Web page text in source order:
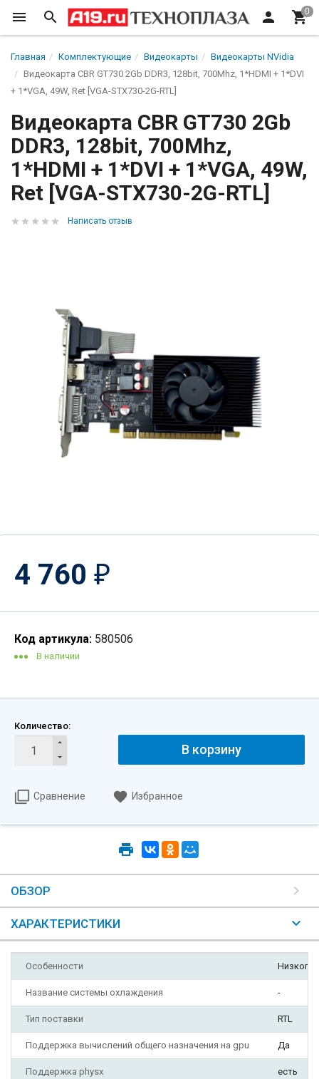
Главная Комплектующие Видеокарты
Видеокарты NVidia
Видеокарта CBR GT730 2Gb DDR3, 128bit, 700Mhz, 1*HDMI + 1*DVI
+ 1*VGA, 49W, Ret [VGA-STX730-2G-RTL]
Видеокарта CBR GT730 2Gb
DDR3, 128bit, 700Mhz,
1*HDMI + 1*DVI + 1*VGA, 49W,
Ret [VGA-STX730-2G-RTL]
Написать отзыв
4 760 ₽
Код артикула: 580506
В наличии
Количество:
В корзину
Сравнение Избранное
ОБЗОР
ХАРАКТЕРИСТИКИ
Особенности
Название системы охлаждения -
Тип поставки RTL
Поддержка вычислений общего назначения на gpu Да
Поддержка physx есть